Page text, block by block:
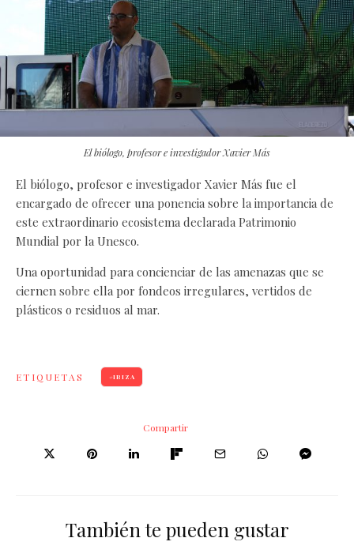
El biólogo, profesor e investigador Xavier Más
El biólogo, profesor e investigador Xavier Más fue el
encargado de ofrecer una ponencia sobre la importancia de
este extraordinario ecosistema declarada Patrimonio
Mundial por la Unesco.
Una oportunidad para concienciar de las amenazas que se
ciernen sobre ella por fondeos irregulares, vertidos de
plásticos o residuos al mar.
ETIQUETAS IBIZA
Compartir
También te pueden gustar